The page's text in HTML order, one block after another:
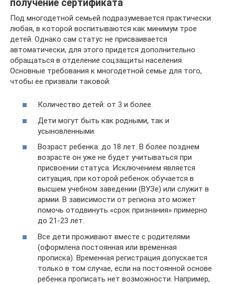
получение сертификата
Под многодетной семьей подразумевается практически
любая, в которой воспитываются как минимум трое
детей. Однако сам статус не присваивается
автоматически, для этого придется дополнительно
обращаться в отделение соцзащиты населения.
Основные требования к многодетной семье для того,
чтобы ее призвали таковой:
Количество детей: от 3 и более.
Дети могут быть как родными, так и
усыновленными.
Возраст ребенка: до 18 лет. В более позднем
возрасте он уже не будет учитываться при
присвоении статуса. Исключением является
ситуация, при которой ребенок обучается в
высшем учебном заведении (ВУЗе) или служит в
армии. В зависимости от региона это может
помочь отодвинуть «срок признания» примерно
до 21-23 лет.
Все дети проживают вместе с родителями
(оформлена постоянная или временная
прописка). Временная регистрация допускается
только в том случае, если на постоянной основе
ребенка прописать нет возможности. Например,